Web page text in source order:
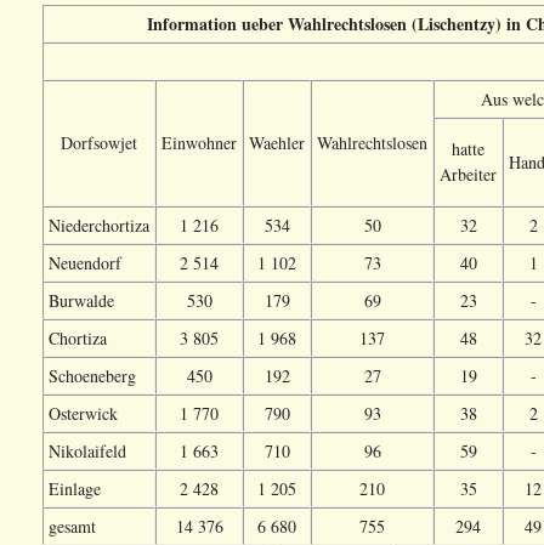
Information ueber Wahlrechtslosen (Lischentzy) in
Dorfsowjet Einwohner Waehler Wahlrechtslosen
Aus
hatte
Arbeiter
Niederchortiza 1 216 534 50 32
2
Neuendorf
2 514 1 102 73 40
1
Burwalde
530 179 69 23
-
Chortiza
3 805 1 968 137 48
32
Schoeneberg
450 192 27 19
-
Osterwick
1 770 790 93 38
2
Nikolaifeld
1 663 710 96 59
-
Einlage
2 428 1 205 210 35
12
gesamt
14 376 6 680 755 294 49